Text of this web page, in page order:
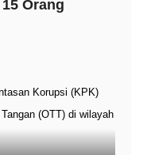
Orang
Korupsi (KPK)
(OTT) di wilayah